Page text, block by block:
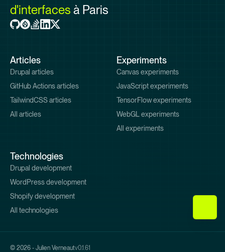
d'interfaces à Paris
Pied
de
page
Articles
Drupal articles
GitHub Actions articles
TailwindCSS articles
All articles
Experiments
Canvas experiments
JavaScript experiments
TensorFlow experiments
WebGL experiments
All experiments
Technologies
Drupal development
WordPress development
Shopify development
All technologies
© 2026 - Julien Verneautv0.1.61